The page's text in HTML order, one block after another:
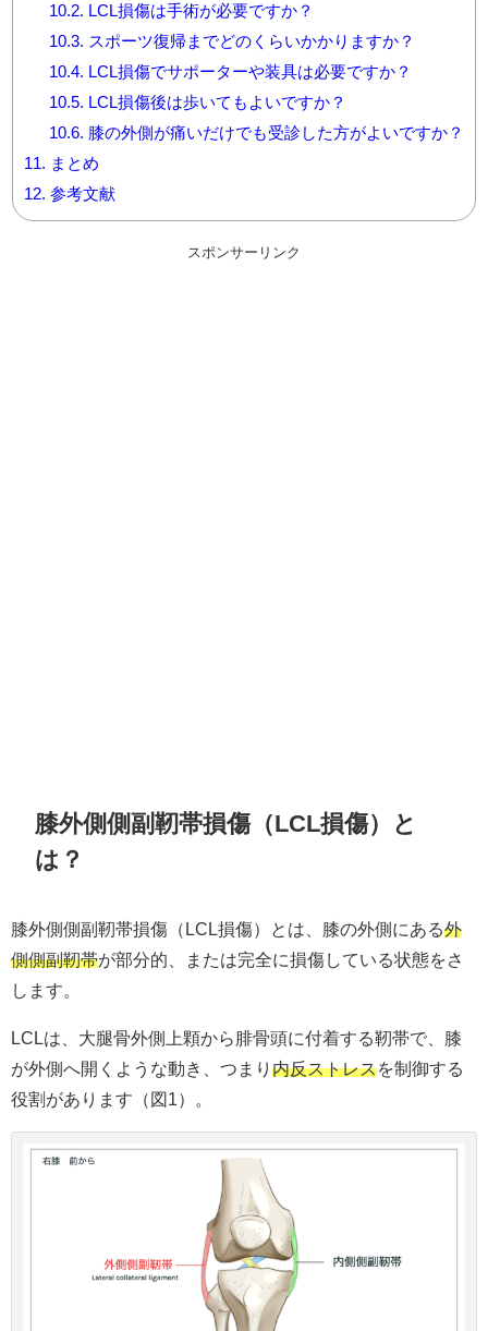
10.2.
LCL損傷は手術が必要ですか？
10.3.
スポーツ復帰までどのくらいかかりますか？
10.4.
LCL損傷でサポーターや装具は必要ですか？
10.5.
LCL損傷後は歩いてもよいですか？
10.6.
膝の外側が痛いだけでも受診した方がよいですか？
11.
まとめ
12. 参考文献
スポンサーリンク
膝外側側副靭帯損傷（LCL損傷）と
は？
膝外側側副靭帯損傷（LCL損傷）とは、膝の外側にある外
側側副靭帯が部分的、または完全に損傷している状態をさ
します。
LCLは、大腿骨外側上顆から腓骨頭に付着する靭帯で、膝
が外側へ開くような動き、つまり 内反ストレスを制御する
役割があります（図1）。